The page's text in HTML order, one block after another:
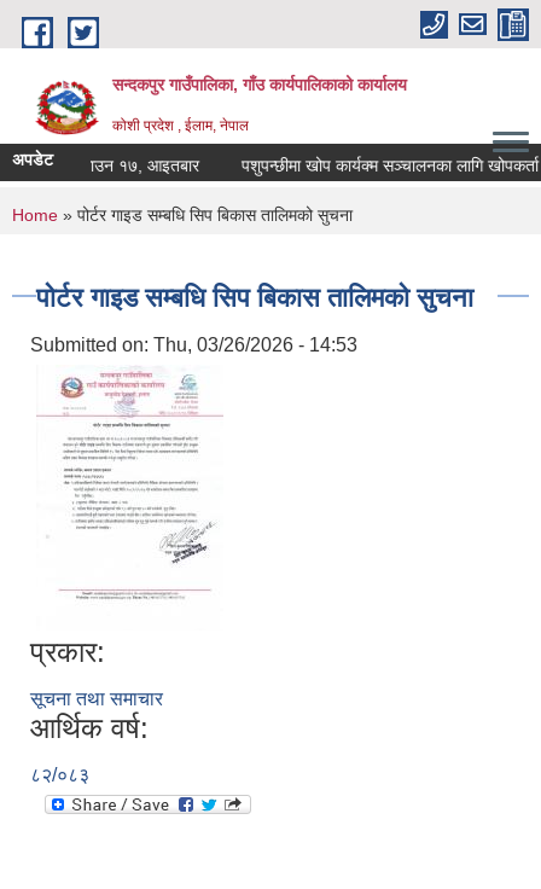
Skip to main content
सन्दकपुर गाउँपालिका, गाँउ कार्यपालिकाको कार्यालय
कोशी प्रदेश , ईलाम, नेपाल
अपडेट२०८३ साउन १७, आइतबार पशुपन्छीमा खोप कार्यक्म सञ्चालनका लागि खोपकर्ता
You are here
Home » पोर्टर गाइड सम्बधि सिप बिकास तालिमको सुचना
पोर्टर गाइड सम्बधि सिप बिकास तालिमको सुचना
Submitted on: Thu, 03/26/2026 - 14:53
प्रकार:
सूचना तथा समाचार
आर्थिक वर्ष:
८२/०८३